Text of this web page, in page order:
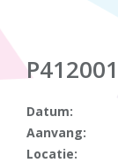
Datum:
Aanvang:
Locatie: